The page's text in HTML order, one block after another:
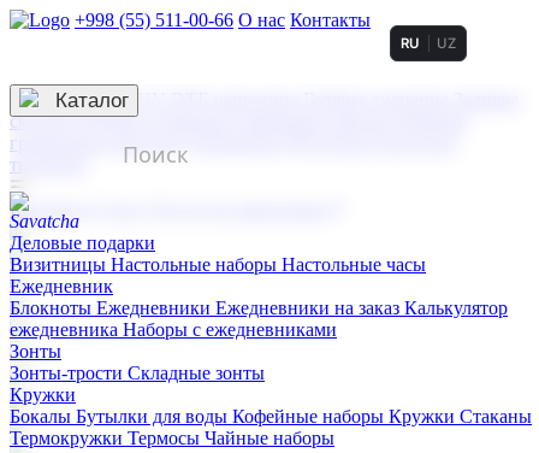
+998 (55) 511-00-66 О нас Контакты
3D гравировка
смолой (Doming)
гравировка твердая
тиснение
RU UZ
☰
Контакты
Каталог
Деловые подарки
Визитницы Настольные наборы Настольные часы
Ежедневник
Блокноты Ежедневники Ежедневники на заказ Калькулятор
ежедневника Наборы с ежедневниками
Зонты
Зонты-трости Складные зонты
Кружки
Бокалы Бутылки для воды Кофейные наборы Кружки Стаканы
Термокружки Термосы Чайные наборы